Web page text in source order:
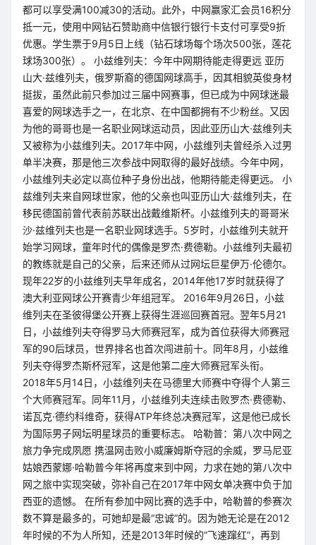
都可以享受满100减30的活动。此外，中网赢家汇会员16积分
抵一元，使用中网钻石赞助商中信银行银行卡支付可享受9折
优惠。学生票于9月5日上线（钻石球场每个场次500张，莲花
球场300张）。 小兹维列夫：今年中网期待能走得更远 亚历
山大·兹维列夫，俄罗斯裔的德国网球高手，因其相貌英俊身材
挺拔，虽然此前只参加过三届中网赛事，但已成为中网球迷最
喜爱的网球选手之一，在北京、在中国都拥有不少粉丝。又因
为他的哥哥也是一名职业网球运动员，因此亚历山大·兹维列夫
又被称为小兹维列夫。2017年中网，小兹维列夫曾经杀入过男
单半决赛，那是他三次参战中网取得的最好战绩。今年中网，
小兹维列夫必定以高位种子身份出战，他期待能走得更远。 小
兹维列夫来自网球世家，他的父亲也叫亚历山大·兹维列夫，在
移民德国前曾代表前苏联出战戴维斯杯。小兹维列夫的哥哥米
沙·兹维列夫也是一名职业网球选手。5岁时，小兹维列夫就开
始学习网球，童年时代的偶像是罗杰·费德勒。小兹维列夫最初
的教练就是自己的父亲，后来还师从过网坛巨星伊万·伦德尔。
现年22岁的小兹维列夫早年成名，2014年他17岁时就获得了
澳大利亚网球公开赛青少年组冠军。 2016年9月26日，小兹
维列夫在圣彼得堡公开赛上获得生涯巡回赛首冠。翌年5月21
日，小兹维列夫夺得罗马大师赛冠军，成为首位获得大师赛冠
军的90后球员，世界排名也首次闯进前十。同年8月，小兹维
列夫夺得罗杰斯杯冠军，这是他第二座大师赛冠军头衔。
2018年5月14日，小兹维列夫在马德里大师赛中夺得个人第三
个大师赛冠军。同年11月，小兹维列夫连续击败罗杰·费德勒、
诺瓦克·德约科维奇，获得ATP年终总决赛冠军，这是他已成长
为国际男子网坛明星球员的重要标志。 哈勒普：第八次中网之
旅力争完成夙愿 携温网击败小威廉姆斯夺冠的余威，罗马尼亚
姑娘西蒙娜·哈勒普今年将再度来到中网，力求在她的第八次中
网之旅中实现突破，弥补自己在2017年中网女单决赛中负于加
西亚的遗憾。 在所有参加中网比赛的选手中，哈勒普的参赛次
数不算是最多的，可她却是最“忠诚”的。因为她无论是在2012
年时候的不为人所知，还是2013年时候的“飞速蹿红”，再到